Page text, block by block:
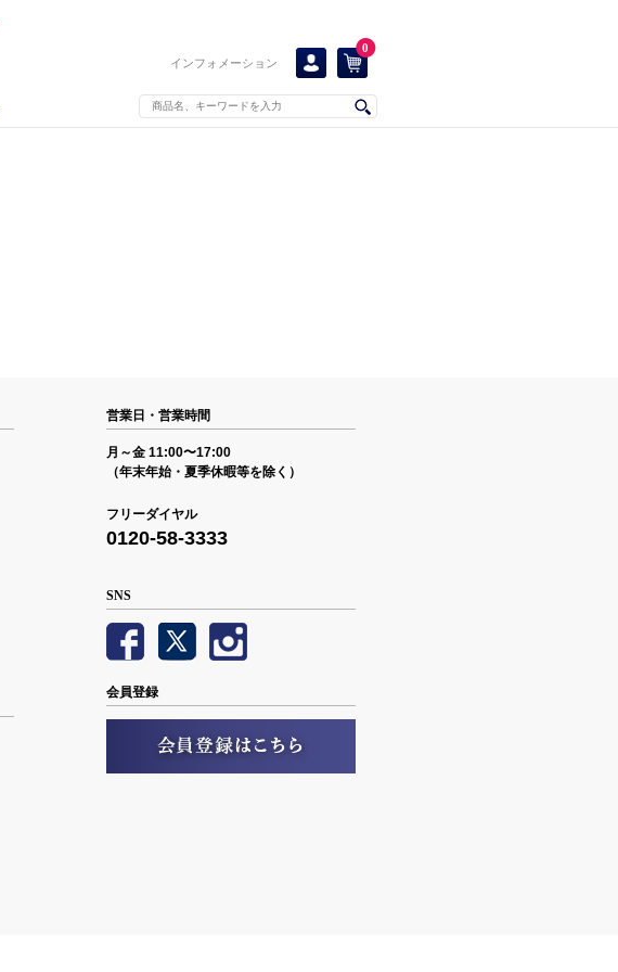
インフォメーション
0
営業日・営業時間
月～金 11:00〜17:00
（年末年始・夏季休暇等を除く）
フリーダイヤル
0120-58-3333
SNS
会員登録